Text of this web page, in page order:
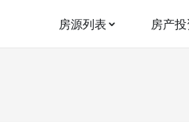
房源列表 房产